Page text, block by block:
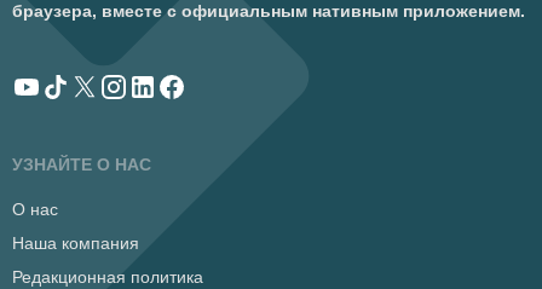
браузера, вместе с официальным нативным приложением.
УЗНАЙТЕ О НАС
О нас
Наша компания
Редакционная политика